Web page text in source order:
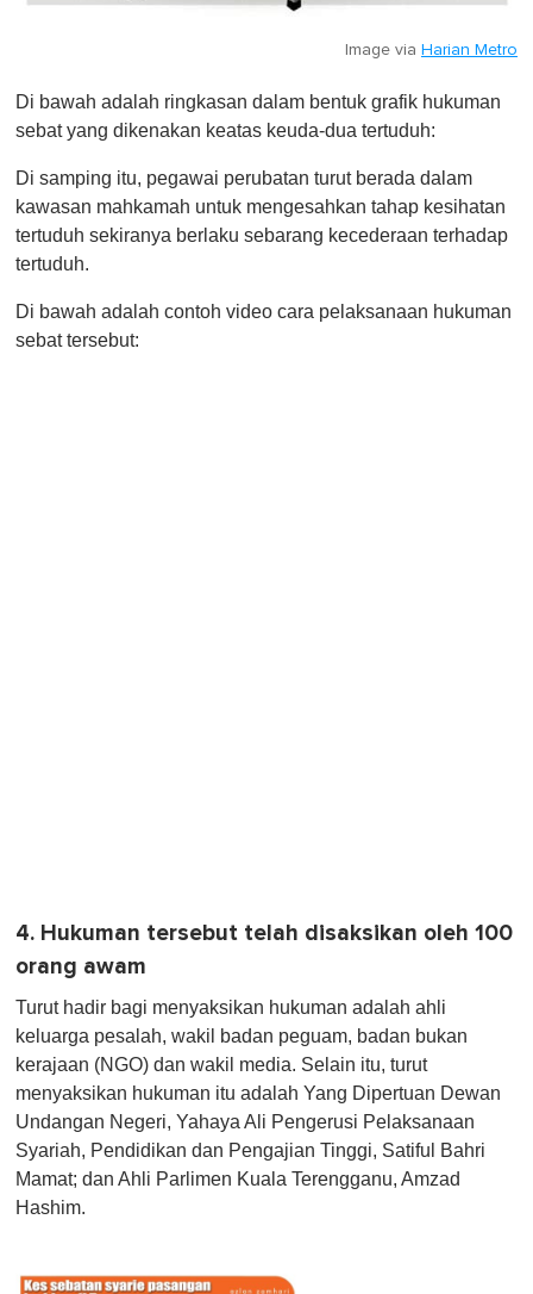
Image via Harian Metro
Di bawah adalah ringkasan dalam bentuk grafik hukuman
sebat yang dikenakan keatas keuda-dua tertuduh:
Di samping itu, pegawai perubatan turut berada dalam
kawasan mahkamah untuk mengesahkan tahap kesihatan
tertuduh sekiranya berlaku sebarang kecederaan terhadap
tertuduh.
Di bawah adalah contoh video cara pelaksanaan hukuman
sebat tersebut:
4. Hukuman tersebut telah disaksikan oleh 100
orang awam
Turut hadir bagi menyaksikan hukuman adalah ahli
keluarga pesalah, wakil badan peguam, badan bukan
kerajaan (NGO) dan wakil media. Selain itu, turut
menyaksikan hukuman itu adalah Yang Dipertuan Dewan
Undangan Negeri, Yahaya Ali Pengerusi Pelaksanaan
Syariah, Pendidikan dan Pengajian Tinggi, Satiful Bahri
Mamat; dan Ahli Parlimen Kuala Terengganu, Amzad
Hashim.